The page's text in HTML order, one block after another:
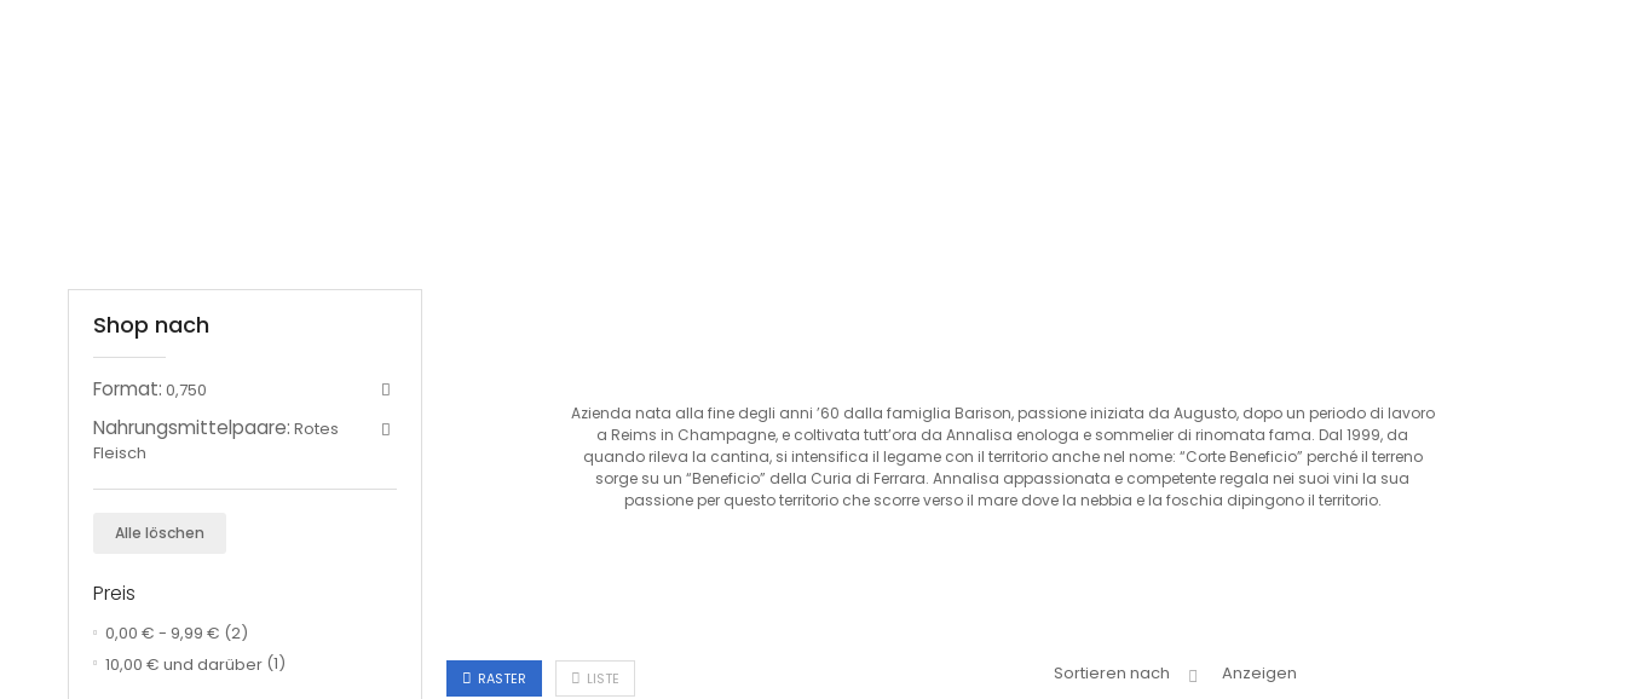
Azienda nata alla fine degli anni ’60 dalla famiglia Barison, passione iniziata da Augusto, dopo un periodo di lavoro
a Reims in Champagne, e coltivata tutt’ora da Annalisa enologa e sommelier di rinomata fama. Dal 1999, da
quando rileva la cantina, si intensifica il legame con il territorio anche nel nome: “Corte Beneficio” perché il terreno
sorge su un “Beneficio” della Curia di Ferrara. Annalisa appassionata e competente regala nei suoi vini la sua
passione per questo territorio che scorre verso il mare dove la nebbia e la foschia dipingono il territorio.
RASTER LISTE Anzeigen
Sortieren nach
Shop nach
Format: 0,750
Nahrungsmittelpaare: Rotes
Fleisch
Alle löschen
Preis
0,00 € - 9,99 € (2)
10,00 € und darüber (1)